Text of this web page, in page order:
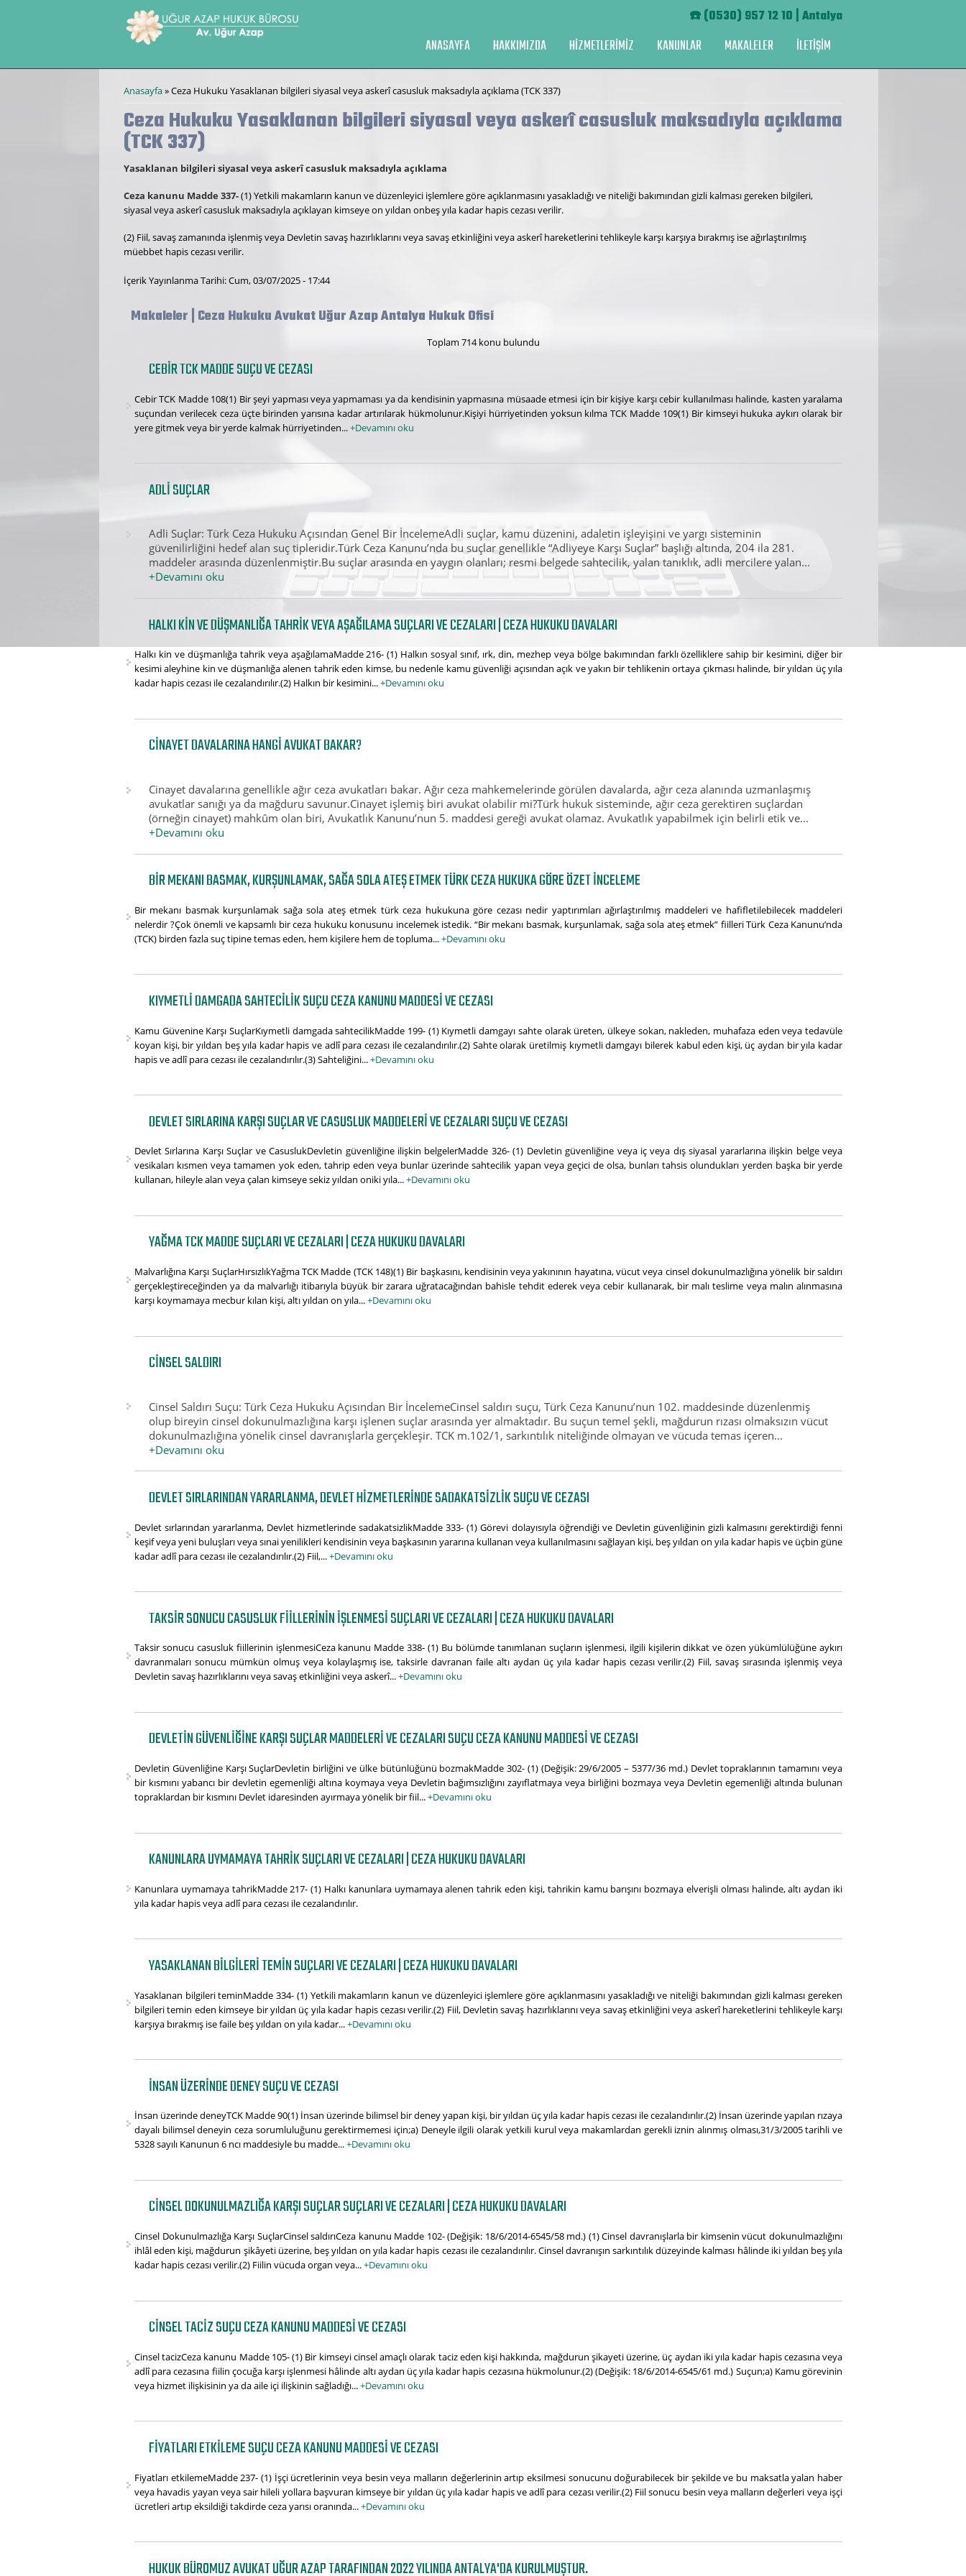
☎️(0530) 957 12 10 | Antalya
ANASAYFA HAKKIMIZDA HIZMETLERIMIZ KANUNLAR MAKALELER İLETİŞİM
Buradasınız
Anasayfa» Ceza Hukuku Yasaklanan bilgileri siyasal veya askerî casusluk maksadıyla açıklama (TCK 337)
Ceza Hukuku Yasaklanan bilgileri siyasal veya askerî casusluk maksadıyla açıklama
(TCK 337)
Yasaklanan bilgileri siyasal veya askerî casusluk maksadıyla açıklama
Ceza kanunu Madde 337-(1) Yetkili makamların kanun ve düzenleyici işlemlere göre açıklanmasını yasakladığı ve niteliği bakımından gizli kalması gereken bilgileri,
siyasal veya askerî casusluk maksadıyla açıklayan kimseye on yıldan onbeş yıla kadar hapis cezası verilir.
(2) Fiil, savaş zamanında işlenmiş veya Devletin savaş hazırlıklarını veya savaş etkinliğini veya askerî hareketlerini tehlikeyle karşı karşıya bırakmış ise ağırlaştırılmış
müebbet hapis cezası verilir.
İçerik Yayınlanma Tarihi: Cum, 03/07/2025 - 17:44
Makaleler | Ceza Hukuku Avukat Uğur Azap Antalya Hukuk Ofisi
Toplam 714 konu bulundu
CEBIR TCK MADDE SUÇU VE CEZASI
Cebir TCK Madde 108(1) Bir şeyi yapması veya yapmaması ya da kendisinin yapmasına müsaade etmesi için bir kişiye karşı cebir kullanılması halinde, kasten yaralama
suçundan verilecek ceza üçte birinden yarısına kadar artırılarak hükmolunur.Kişiyi hürriyetinden yoksun kılma TCK Madde 109(1) Bir kimseyi hukuka aykırı olarak bir
yere gitmek veya bir yerde kalmak hürriyetinden...+Devamını oku
ADLI SUÇLAR
Adli Suçlar: Türk Ceza Hukuku Açısından Genel Bir İncelemeAdli suçlar, kamu düzenini, adaletin işleyişini ve yargı sisteminin
güvenilirliğini hedef alan suç tipleridir.Türk Ceza Kanunu’nda bu suçlar genellikle “Adliyeye Karşı Suçlar” başlığı altında, 204 ila 281.
maddeler arasında düzenlenmiştir.Bu suçlar arasında en yaygın olanları; resmi belgede sahtecilik, yalan tanıklık, adli mercilere yalan...
+Devamını oku
HALKI KIN VE DÜŞMANLIĞA TAHRIK VEYA AŞAĞILAMA SUÇLARI VE CEZALARI | CEZA HUKUKU DAVALARI
Halkı kin ve düşmanlığa tahrik veya aşağılamaMadde 216- (1) Halkın sosyal sınıf, ırk, din, mezhep veya bölge bakımından farklı özelliklere sahip bir kesimini, diğer bir
kesimi aleyhine kin ve düşmanlığa alenen tahrik eden kimse, bu nedenle kamu güvenliği açısından açık ve yakın bir tehlikenin ortaya çıkması halinde, bir yıldan üç yıla
kadar hapis cezası ile cezalandırılır.(2) Halkın bir kesimini...+Devamını oku
CINAYET DAVALARINA HANGI AVUKAT BAKAR?
Cinayet davalarına genellikle ağır ceza avukatları bakar. Ağır ceza mahkemelerinde görülen davalarda, ağır ceza alanında uzmanlaşmış
avukatlar sanığı ya da mağduru savunur.Cinayet işlemiş biri avukat olabilir mi?Türk hukuk sisteminde, ağır ceza gerektiren suçlardan
(örneğin cinayet) mahkûm olan biri, Avukatlık Kanunu’nun 5. maddesi gereği avukat olamaz. Avukatlık yapabilmek için belirli etik ve...
+Devamını oku
BIR MEKANI BASMAK, KURŞUNLAMAK, SAĞA SOLA ATEŞ ETMEK TÜRK CEZA HUKUKA GÖRE ÖZET INCELEME
Bir mekanı basmak kurşunlamak sağa sola ateş etmek türk ceza hukukuna göre cezası nedir yaptırımları ağırlaştırılmış maddeleri ve hafifletilebilecek maddeleri
nelerdir ?Çok önemli ve kapsamlı bir ceza hukuku konusunu incelemek istedik. “Bir mekanı basmak, kurşunlamak, sağa sola ateş etmek” fiilleri Türk Ceza Kanunu’nda
(TCK) birden fazla suç tipine temas eden, hem kişilere hem de topluma...+Devamını oku
KIYMETLI DAMGADA SAHTECILIK SUÇU CEZA KANUNU MADDESI VE CEZASI
Kamu Güvenine Karşı SuçlarKıymetli damgada sahtecilikMadde 199- (1) Kıymetli damgayı sahte olarak üreten, ülkeye sokan, nakleden, muhafaza eden veya tedavüle
koyan kişi, bir yıldan beş yıla kadar hapis ve adlî para cezası ile cezalandırılır.(2) Sahte olarak üretilmiş kıymetli damgayı bilerek kabul eden kişi, üç aydan bir yıla kadar
hapis ve adlî para cezası ile cezalandırılır.(3) Sahteliğini...+Devamını oku
DEVLET SIRLARINA KARŞI SUÇLAR VE CASUSLUK MADDELERI VE CEZALARI SUÇU VE CEZASI
Devlet Sırlarına Karşı Suçlar ve CasuslukDevletin güvenliğine ilişkin belgelerMadde 326- (1) Devletin güvenliğine veya iç veya dış siyasal yararlarına ilişkin belge veya
vesikaları kısmen veya tamamen yok eden, tahrip eden veya bunlar üzerinde sahtecilik yapan veya geçici de olsa, bunları tahsis olundukları yerden başka bir yerde
kullanan, hileyle alan veya çalan kimseye sekiz yıldan oniki yıla...+Devamını oku
YAĞMA TCK MADDE SUÇLARI VE CEZALARI | CEZA HUKUKU DAVALARI
Malvarlığına Karşı SuçlarHırsızlıkYağma TCK Madde (TCK 148)(1) Bir başkasını, kendisinin veya yakınının hayatına, vücut veya cinsel dokunulmazlığına yönelik bir saldırı
gerçekleştireceğinden ya da malvarlığı itibarıyla büyük bir zarara uğratacağından bahisle tehdit ederek veya cebir kullanarak, bir malı teslime veya malın alınmasına
karşı koymamaya mecbur kılan kişi, altı yıldan on yıla...+Devamını oku
CINSEL SALDIRI
Cinsel Saldırı Suçu: Türk Ceza Hukuku Açısından Bir İncelemeCinsel saldırı suçu, Türk Ceza Kanunu’nun 102. maddesinde düzenlenmiş
olup bireyin cinsel dokunulmazlığına karşı işlenen suçlar arasında yer almaktadır. Bu suçun temel şekli, mağdurun rızası olmaksızın vücut
dokunulmazlığına yönelik cinsel davranışlarla gerçekleşir. TCK m.102/1, sarkıntılık niteliğinde olmayan ve vücuda temas içeren...
+Devamını oku
DEVLET SIRLARINDAN YARARLANMA, DEVLET HIZMETLERINDE SADAKATSIZLIK SUÇU VE CEZASI
Devlet sırlarından yararlanma, Devlet hizmetlerinde sadakatsizlikMadde 333- (1) Görevi dolayısıyla öğrendiği ve Devletin güvenliğinin gizli kalmasını gerektirdiği fenni
keşif veya yeni buluşları veya sınai yenilikleri kendisinin veya başkasının yararına kullanan veya kullanılmasını sağlayan kişi, beş yıldan on yıla kadar hapis ve üçbin güne
kadar adlî para cezası ile cezalandırılır.(2) Fiil,...+Devamını oku
TAKSIR SONUCU CASUSLUK FIILLERININ IŞLENMESI SUÇLARI VE CEZALARI | CEZA HUKUKU DAVALARI
Taksir sonucu casusluk fiillerinin işlenmesiCeza kanunu Madde 338- (1) Bu bölümde tanımlanan suçların işlenmesi, ilgili kişilerin dikkat ve özen yükümlülüğüne aykırı
davranmaları sonucu mümkün olmuş veya kolaylaşmış ise, taksirle davranan faile altı aydan üç yıla kadar hapis cezası verilir.(2) Fiil, savaş sırasında işlenmiş veya
Devletin savaş hazırlıklarını veya savaş etkinliğini veya askerî...+Devamını oku
DEVLETIN GÜVENLIĞINE KARŞI SUÇLAR MADDELERI VE CEZALARI SUÇU CEZA KANUNU MADDESI VE CEZASI
Devletin Güvenliğine Karşı SuçlarDevletin birliğini ve ülke bütünlüğünü bozmakMadde 302- (1) (Değişik: 29/6/2005 – 5377/36 md.) Devlet topraklarının tamamını veya
bir kısmını yabancı bir devletin egemenliği altına koymaya veya Devletin bağımsızlığını zayıflatmaya veya birliğini bozmaya veya Devletin egemenliği altında bulunan
topraklardan bir kısmını Devlet idaresinden ayırmaya yönelik bir fiil...+Devamını oku
KANUNLARA UYMAMAYA TAHRIK SUÇLARI VE CEZALARI | CEZA HUKUKU DAVALARI
Kanunlara uymamaya tahrikMadde 217- (1) Halkı kanunlara uymamaya alenen tahrik eden kişi, tahrikin kamu barışını bozmaya elverişli olması halinde, altı aydan iki
yıla kadar hapis veya adlî para cezası ile cezalandırılır.
YASAKLANAN BILGILERI TEMIN SUÇLARI VE CEZALARI | CEZA HUKUKU DAVALARI
Yasaklanan bilgileri teminMadde 334- (1) Yetkili makamların kanun ve düzenleyici işlemlere göre açıklanmasını yasakladığı ve niteliği bakımından gizli kalması gereken
bilgileri temin eden kimseye bir yıldan üç yıla kadar hapis cezası verilir.(2) Fiil, Devletin savaş hazırlıklarını veya savaş etkinliğini veya askerî hareketlerini tehlikeyle karşı
karşıya bırakmış ise faile beş yıldan on yıla kadar...+Devamını oku
İNSAN ÜZERINDE DENEY SUÇU VE CEZASI
İnsan üzerinde deneyTCK Madde 90(1) İnsan üzerinde bilimsel bir deney yapan kişi, bir yıldan üç yıla kadar hapis cezası ile cezalandırılır.(2) İnsan üzerinde yapılan rızaya
dayalı bilimsel deneyin ceza sorumluluğunu gerektirmemesi için;a) Deneyle ilgili olarak yetkili kurul veya makamlardan gerekli iznin alınmış olması,31/3/2005 tarihli ve
5328 sayılı Kanunun 6 ncı maddesiyle bu madde...+Devamını oku
CINSEL DOKUNULMAZLIĞA KARŞI SUÇLAR SUÇLARI VE CEZALARI | CEZA HUKUKU DAVALARI
Cinsel Dokunulmazlığa Karşı SuçlarCinsel saldırıCeza kanunu Madde 102- (Değişik: 18/6/2014-6545/58 md.) (1) Cinsel davranışlarla bir kimsenin vücut dokunulmazlığını
ihlâl eden kişi, mağdurun şikâyeti üzerine, beş yıldan on yıla kadar hapis cezası ile cezalandırılır. Cinsel davranışın sarkıntılık düzeyinde kalması hâlinde iki yıldan beş yıla
kadar hapis cezası verilir.(2) Fiilin vücuda organ veya...+Devamını oku
CINSEL TACIZ SUÇU CEZA KANUNU MADDESI VE CEZASI
Cinsel tacizCeza kanunu Madde 105- (1) Bir kimseyi cinsel amaçlı olarak taciz eden kişi hakkında, mağdurun şikayeti üzerine, üç aydan iki yıla kadar hapis cezasına veya
adlî para cezasına fiilin çocuğa karşı işlenmesi hâlinde altı aydan üç yıla kadar hapis cezasına hükmolunur.(2) (Değişik: 18/6/2014-6545/61 md.) Suçun;a) Kamu görevinin
veya hizmet ilişkisinin ya da aile içi ilişkinin sağladığı...+Devamını oku
FIYATLARI ETKILEME SUÇU CEZA KANUNU MADDESI VE CEZASI
Fiyatları etkilemeMadde 237- (1) İşçi ücretlerinin veya besin veya malların değerlerinin artıp eksilmesi sonucunu doğurabilecek bir şekilde ve bu maksatla yalan haber
veya havadis yayan veya sair hileli yollara başvuran kimseye bir yıldan üç yıla kadar hapis ve adlî para cezası verilir.(2) Fiil sonucu besin veya malların değerleri veya işçi
ücretleri artıp eksildiği takdirde ceza yarısı oranında...+Devamını oku
HUKUK BÜROMUZ AVUKAT UĞUR AZAP TARAFINDAN 2022 YILINDA ANTALYA'DA KURULMUŞTUR.